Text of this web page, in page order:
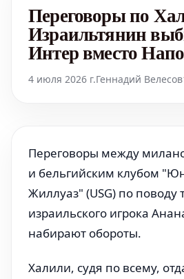
Переговоры по
Израильтянин
Интер вместо
4 июля 2026 г.Геннадий Велесов
Переговоры между
и бельгийским клубом
Жиллуаз" (USG) по поводу
израильского игрока
набирают обороты.
Халили, судя по всему,